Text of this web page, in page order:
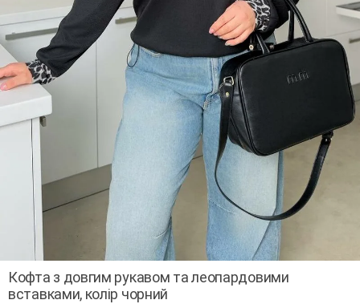
Кофта з довгим рукавом та леопардовими
вставками, колір чорний